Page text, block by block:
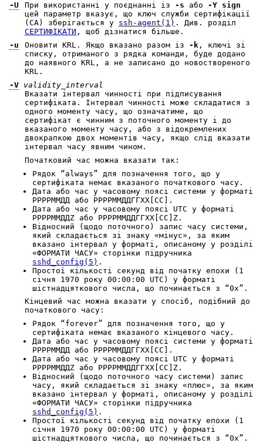
-U При використанні у поєднанні із -s або -Y sign
цей параметр вказує, що ключ служби сертифікації
(CA) зберігається у ssh-agent(1)
. Див. розділ
СЕРТИФІКАТИ
, щоб дізнатися більше.
-u
Оновити KRL. Якщо вказано разом із -k , ключі зі
списку, отриманого з рядка команди, буде додано
до наявного KRL, а не записано до новоствореного
KRL.
-V validity_interval
Вказати інтервал чинності при підписування
сертифіката. Інтервал чинності може складатися з
одного моменту часу, що означатиме, що
сертифікат є чинним з поточного моменту і до
вказаного моменту часу, або з відокремлених
двокрапкою двох моментів часу, якщо слід вказати
інтервал часу явним чином.
Початковий час можна вказати так:
Рядок “always” для позначення того, що у
сертифіката немає вказаного початкового часу.
Дата або час у часовому поясі системи у форматі
РРРРММДД або РРРРММДДГГХХ[СС].
Дата або час у часовому поясі UTC у форматі
РРРРММДДZ або РРРРММДДГГХХ[СС]Z.
Відносний (щодо поточного) запис часу системи,
який складається зі знаку «мінус», за яким
вказано інтервал у форматі, описаному у розділі
«ФОРМАТИ ЧАСУ» сторінки підручника
sshd_config(5) .
Простої кількості секунд від початку епохи (1
січня 1970 року 00:00:00 UTC) у форматі
шістнадцяткового числа, що починається з “0x”.
Кінцевий час можна вказати у спосіб, подібний до
початкового часу:
Рядок “forever” для позначення того, що у
сертифіката немає вказаного кінцевого часу.
Дата або час у часовому поясі системи у форматі
РРРРММДД або РРРРММДДГГХХ[СС].
Дата або час у часовому поясі UTC у форматі
РРРРММДДZ або РРРРММДДГГХХ[СС]Z.
Відносний (щодо поточного часу системи) запис
часу, який складається зі знаку «плюс», за яким
вказано інтервал у форматі, описаному у розділі
«ФОРМАТИ ЧАСУ» сторінки підручника
sshd_config(5) .
Простої кількості секунд від початку епохи (1
січня 1970 року 00:00:00 UTC) у форматі
шістнадцяткового числа, що починається з “0x”.